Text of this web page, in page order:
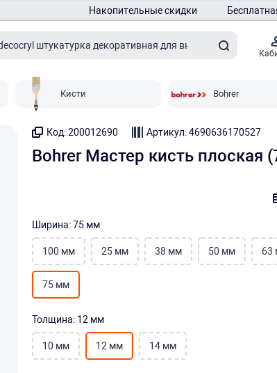
Накопительные скидки
Кисти Bohrer
Код: 200012690 Артикул: 4690636170527
Bohrer Мастер кисть плоская
Ширина: 75 мм
100 мм 25 мм 38 мм 50 мм 63
75 мм
Толщина: 12 мм
10 мм 12 мм 14 мм